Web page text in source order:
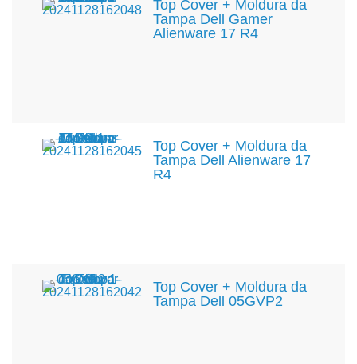
Top Cover + Moldura da
Tampa Dell Gamer
Alienware 17 R4
Top Cover + Moldura da
Tampa Dell Alienware 17
R4
Top Cover + Moldura da
Tampa Dell 05GVP2